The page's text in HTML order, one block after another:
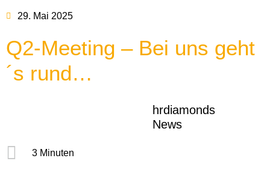
29. Mai 2025
Q2-Meeting – Bei uns geht
´s rund…
hrdiamonds
News
3 Minuten